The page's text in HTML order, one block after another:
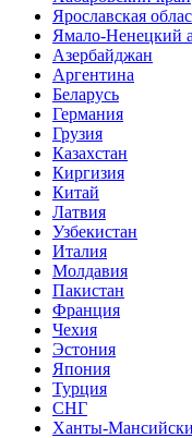
Ярославская
Ямало-Ненецкий
Азербайджан
Аргентина
Беларусь
Германия
Грузия
Казахстан
Киргизия
Китай
Латвия
Узбекистан
Италия
Молдавия
Пакистан
Франция
Чехия
Эстония
Япония
Турция
СНГ
Ханты-